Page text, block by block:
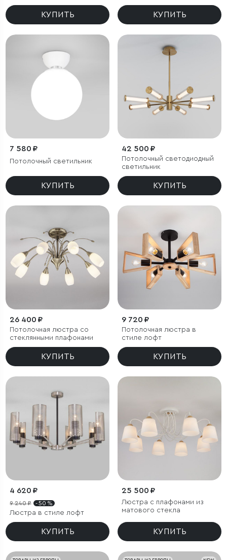
КУПИТЬ
Luminari 90247/3
КУПИТЬ
7 580 ₽
Потолочный светильник
КУПИТЬ
42 500 ₽
Потолочный светодиодный
светильник
КУПИТЬ
26 400 ₽
Потолочная люстра со
стеклянными плафонами
КУПИТЬ
9 720 ₽
Потолочная люстра в
стиле лофт
КУПИТЬ
4 620 ₽
9 240 ₽ - 50 %
Люстра в стиле лофт
КУПИТЬ
25 500 ₽
Люстра с плафонами из
матового стекла
КУПИТЬ